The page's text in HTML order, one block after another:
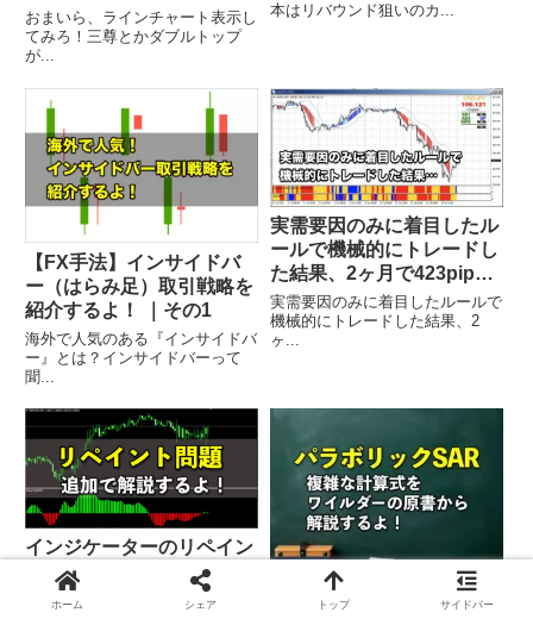
ぞ！
おまいら、ラインチャート表示し
てみろ！三尊とかダブルトップ
が...
本はリバウンド狙いのカ...
【FX手法】インサイドバ
ー（はらみ足）取引戦略を
紹介するよ！ ｜その1
海外で人気のある『インサイドバ
ー』とは？インサイドバーって
聞...
実需要因のみに着目したル
ールで機械的にトレードし
た結果、2ヶ月で423pips
の利益！
実需要因のみに着目したルールで
機械的にトレードした結果、2
ヶ...
インジケーターのリペイン
ト問題について追加で解説
するよ！
パラボリックSARの計算式
をワイルダーの原書を元に
ホーム シェア トップ サイドバー